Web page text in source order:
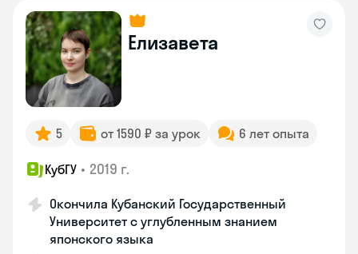
Елизавета
5 от 1590 ₽ за урок 6 лет опыта
КубГУ • 2019 г.
Окончила Кубанский Государственный
Университет с углубленным знанием
японского языка